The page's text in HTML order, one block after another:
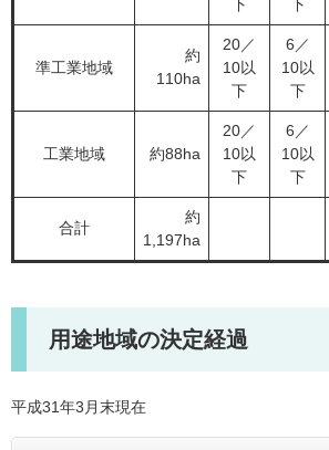
下
下
準工業地域
約
110ha
20／
10以
下
6／
10以
下
工業地域 約88ha
20／
10以
下
6／
10以
下
合計
約
1,197ha
用途地域の決定経過
平成31年3月末現在